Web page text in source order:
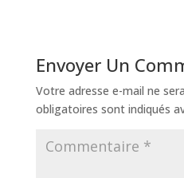
Envoyer Un
Votre adresse e-mail ne
obligatoires sont indiqués